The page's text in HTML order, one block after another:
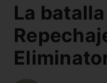
La